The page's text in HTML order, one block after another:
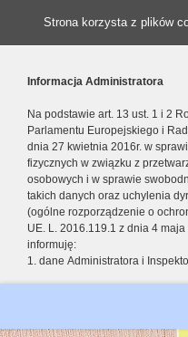
Strona korzysta z plików
Informacja Administratora
Na podstawie art. 13 ust. 1 i 2
Parlamentu Europejskiego i
dnia 27 kwietnia 2016r. w
fizycznych w związku z
osobowych i w sprawie
takich danych oraz uchylenia
(ogólne rozporządzenie o
UE. L. 2016.119.1 z dnia 4
informuję:
1. dane Administratora i